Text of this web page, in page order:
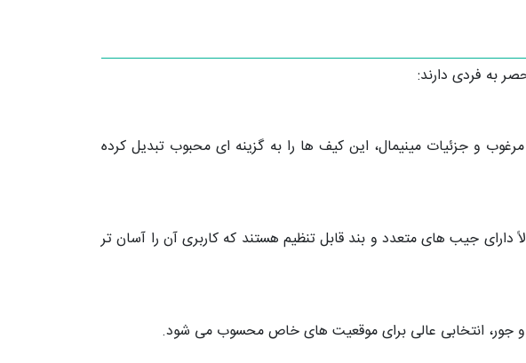
به فردی دارند:
و جزئیات مینیمال، این کیف ها را به گزینه ای محبوب تبدیل کرده
جیب های متعدد و بند قابل تنظیم هستند که کاربری آن را آسان تر
جور، انتخابی عالی برای موقعیت های خاص محسوب می شود.